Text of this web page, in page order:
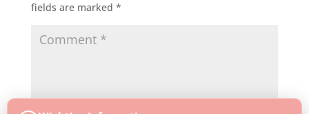
fields are marked *